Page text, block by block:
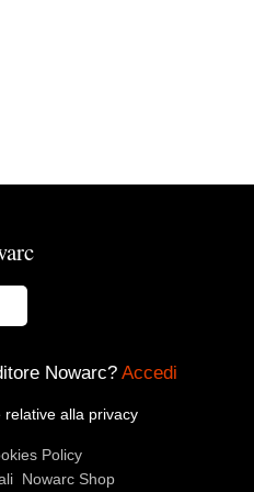
Nowarc? Accedi
alla privacy
Policy
Nowarc Shop